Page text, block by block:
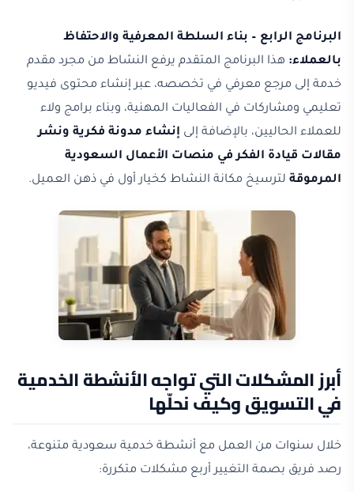
البرنامج الرابع – بناء السلطة المعرفية والاحتفاظ
بالعملاء: هذا البرنامج المتقدم يرفع النشاط من مجرد مقدم
خدمة إلى مرجع معرفي في تخصصه، عبر إنشاء محتوى فيديو
تعليمي ومشاركات في الفعاليات المهنية، وبناء برامج ولاء
للعملاء الحاليين، بالإضافة إلى إنشاء مدونة فكرية ونشر
مقالات قيادة الفكر في منصات الأعمال السعودية
المرموقة لترسيخ مكانة النشاط كخيار أول في ذهن العميل.
أبرز المشكلات التي تواجه الأنشطة الخدمية
في التسويق وكيف نحلّها
خلال سنوات من العمل مع أنشطة خدمية سعودية متنوعة،
رصد فريق بصمة التغيير أربع مشكلات متكررة: